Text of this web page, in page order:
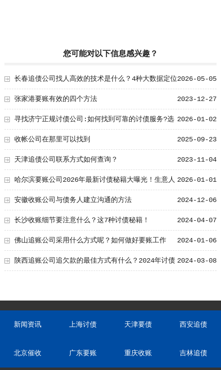
您可能对以下信息感兴趣？
2026-05-05
长春追债公司找人高效的技术是什么？4种大数据定位
方法 2023-12-27
张家港要账有效的四个方法
2026-01-02
寻找济宁正规讨债公司:如何找到可靠的讨债服务?选
对团队让追账更安全更高效 2025-09-23
收帐公司在那里可以找到
2023-11-04
天津追债公司联系方式如何查询？
2026-01-01
哈尔滨要账公司2026年最新讨债秘籍大曝光！生意人
收藏版，教你聪明追讨、委托律师、企业账款管理全攻略2024-12-06
安徽收账公司与债务人建立沟通的方法
2024-04-07
长沙收账细节要注意什么？这7种讨债秘籍！
2024-01-06
佛山追账公司采用什么方式呢？如何做好要账工作
2024-03-08
陕西追账公司追欠款的最佳方式有什么？2024年讨债
新闻资讯 上海讨债 天津要债 西安追债
北京催收 广东要账 重庆收账 吉林追债